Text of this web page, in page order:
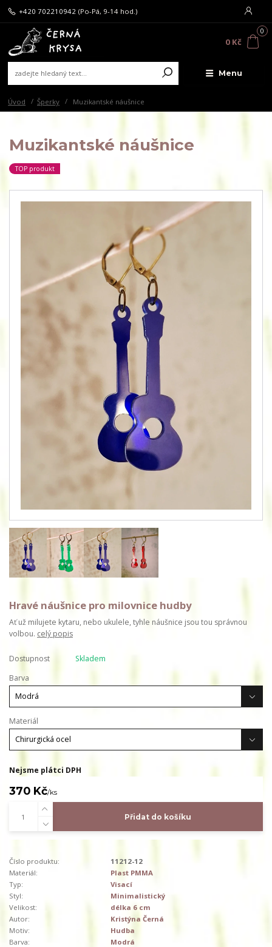
Menu
+420 702210942 (Po-Pá, 9-14 hod.)
0
0 Kč
Úvod Šperky Muzikantské náušnice
Muzikantské náušnice
TOP produkt
Hravé náušnice pro milovnice hudby
Ať už milujete kytaru, nebo ukulele, tyhle náušnice jsou tou správnou
volbou. celý popis
Dostupnost
Skladem
Barva
Materiál
Nejsme plátci DPH
370 Kč/ks
Přidat do košíku
Číslo produktu:
11212-12
Materiál:
Plast PMMA
Typ:
Visací
Styl:
Minimalistický
Velikost:
délka 6 cm
Autor:
Kristýna Černá
Motiv:
Hudba
Barva:
Modrá